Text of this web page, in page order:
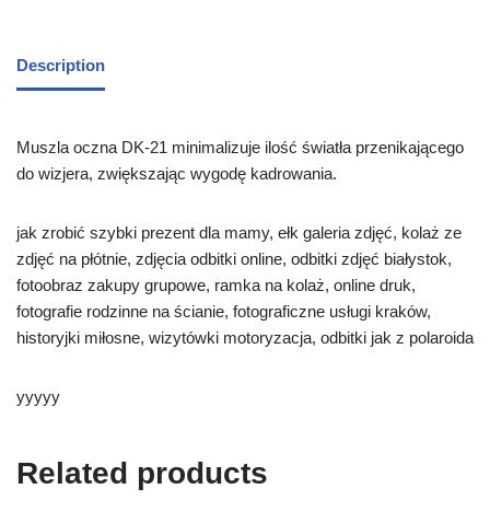
Description
Muszla oczna DK-21 minimalizuje ilość światła przenikającego
do wizjera, zwiększając wygodę kadrowania.
jak zrobić szybki prezent dla mamy, ełk galeria zdjęć, kolaż ze
zdjęć na płótnie, zdjęcia odbitki online, odbitki zdjęć białystok,
fotoobraz zakupy grupowe, ramka na kolaż, online druk,
fotografie rodzinne na ścianie, fotograficzne usługi kraków,
historyjki miłosne, wizytówki motoryzacja, odbitki jak z polaroida
yyyyy
Related products